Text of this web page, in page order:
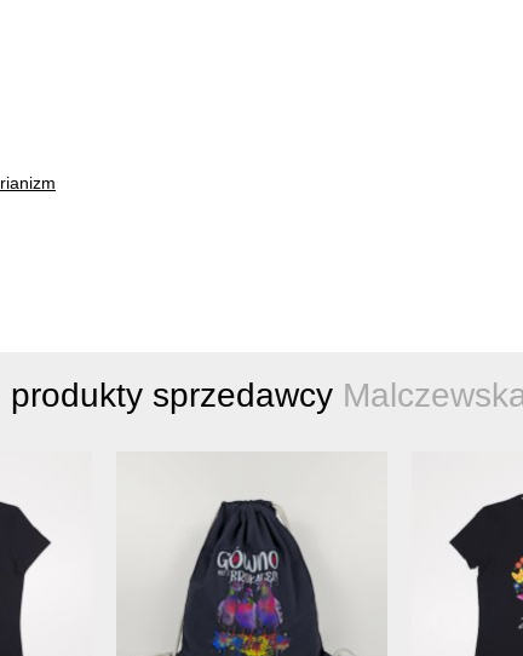
produkty sprzedawcy